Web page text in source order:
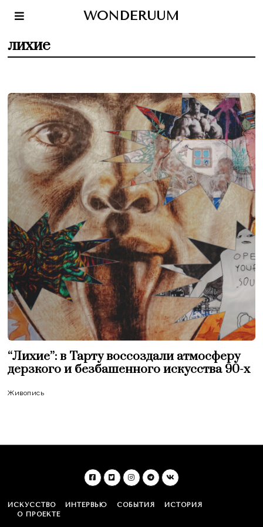
WONDERUUM
лихие
“Лихие”: в Тарту воссоздали атмосферу
дерзкого и безбашенного искусства 90-х
Живопись
ИСКУССТВО ИНТЕРВЬЮ СОБЫТИЯ
ИСТОРИЯ
О ПРОЕКТЕ